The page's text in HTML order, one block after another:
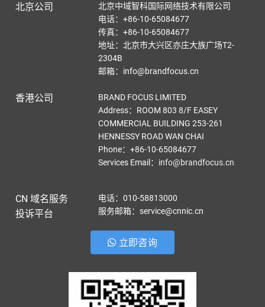
北京公司
北京中域智科国际网络技术有限公司
电话：+86-10-65084677
传真：+86-10-65084677
地址：北京市大兴区亦庄大族广场T2-
2304B
邮箱：info@brandfocus.cn
香港公司
BRAND FOCUS LIMITED
Address：ROOM 803 8/F EASEY
COMMERCIAL BUILDING 253-261
HENNESSY ROAD WAN CHAI
Phone：+86-10-65084677
Services Email ： info@brandfocus.cn
CN 域名服务
投诉平台
电话：010-58813000
服务邮箱：service@cnnic.cn
立即咨询